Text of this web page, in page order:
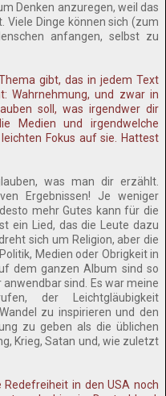
Denken anzuregen, weil das
Viele Dinge können sich (zum
anfangen, selbst zu
gibt, das in jedem Text
Wahrnehmung, und zwar in
soll, was irgendwer dir
Medien und irgendwelche
Fokus auf sie. Hattest
was man dir erzählt.
Ergebnissen! Je weniger
mehr Gutes kann für die
ein Lied, das die Leute dazu
sich um Religion, aber die
Medien oder Obrigkeit in
dem ganzen Album sind so
sind. Es war meine
der Leichtgläubigkeit
zu inspirieren und den
zu geben als die üblichen
Krieg, Satan und, wie zuletzt
in den USA noch